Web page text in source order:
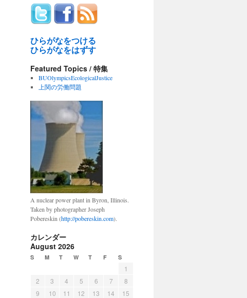
ひらがなをつける
ひらがなをはずす
Featured Topics / 特集
BUOlympicsEcologicalJustice
上関の労働問題
A nuclear power plant in Byron, Illinois.
Taken by photographer Joseph
Pobereskin (http://pobereskin.com).
カレンダー
August 2026
S M T W T F S
1
2
3 4 5 6 7
8
9
10 11 12 13 14
15